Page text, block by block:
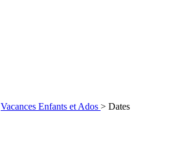
Vacances Enfants et Ados > Dates